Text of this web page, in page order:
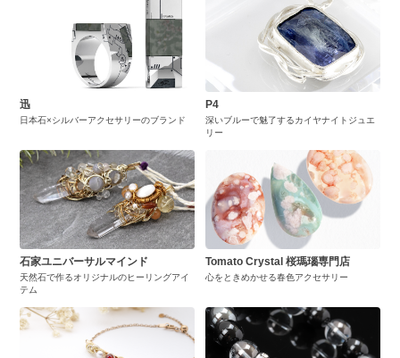
迅
日本石×シルバーアクセサリーのブランド
P4
深いブルーで魅了するカイヤナイトジュエ
リー
石家ユニバーサルマインド
天然石で作るオリジナルのヒーリングアイ
テム
Tomato Crystal 桜瑪瑙専門店
心をときめかせる春色アクセサリー